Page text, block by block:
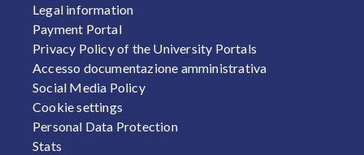
Legal information
Payment Portal
Privacy Policy of the University Portals
Accesso documentazione amministrativa
Social Media Policy
Cookie settings
Personal Data Protection
Stats